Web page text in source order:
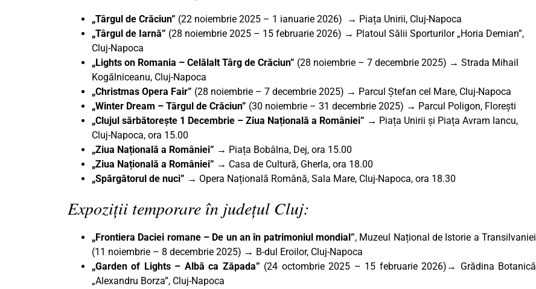
„Târgul de Crăciun” (22 noiembrie 2025 – 1 ianuarie 2026) → Piața Unirii, Cluj-Napoca
„Târgul de Iarnă” (28 noiembrie 2025 – 15 februarie 2026) → Platoul Sălii Sporturilor „Horia Demian”,
Cluj-Napoca
„Lights on Romania – Celălalt Târg de Crăciun” (28 noiembrie – 7 decembrie 2025) → Strada Mihail
Kogălniceanu, Cluj-Napoca
„Christmas Opera Fair” (28 noiembrie – 7 decembrie 2025) → Parcul Ștefan cel Mare, Cluj-Napoca
„Winter Dream – Târgul de Crăciun” (30 noiembrie – 31 decembrie 2025) → Parcul Poligon, Florești
„Clujul sărbătorește 1 Decembrie – Ziua Națională a României” → Piața Unirii și Piața Avram Iancu,
Cluj-Napoca, ora 15.00
„Ziua Națională a României” → Piața Bobâlna, Dej, ora 15.00
„Ziua Națională a României” → Casa de Cultură, Gherla, ora 18.00
„Spărgătorul de nuci” → Opera Națională Română, Sala Mare, Cluj-Napoca, ora 18.30
Expoziții temporare în județul Cluj:
„Frontiera Daciei romane – De un an în patrimoniul mondial”, Muzeul Național de Istorie a Transilvaniei
(11 noiembrie – 8 decembrie 2025) → B-dul Eroilor, Cluj-Napoca
„Garden of Lights – Albă ca Zăpada” (24 octombrie 2025 – 15 februarie 2026)→ Grădina Botanică
„Alexandru Borza”, Cluj-Napoca